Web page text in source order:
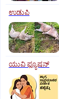
ಉಡುಪಿ
ಯುವಿ ಫ್ಯೂಷನ್